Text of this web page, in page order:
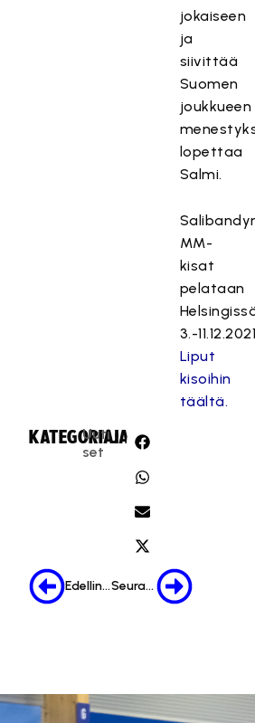
jokaiseen
ja
siivittää
Suomen
joukkueen
lopettaa
Salmi.
MM-
kisat
pelataan
3.-
Liput
kisoihin
täältä.
KATEGORIA:
Uuti
set
JAA:
Edellinen Seuraava